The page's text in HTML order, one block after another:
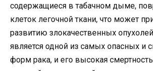
содержащиеся в табачном дыме,
клеток легочной ткани, что может
развитию злокачественных
является одной из самых опасных и
форм рака, и его высокая